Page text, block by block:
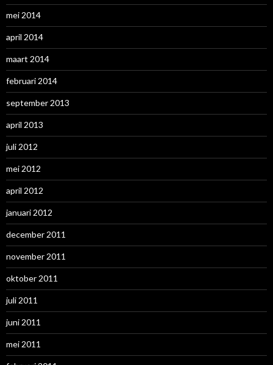
mei 2014
april 2014
maart 2014
februari 2014
september 2013
april 2013
juli 2012
mei 2012
april 2012
januari 2012
december 2011
november 2011
oktober 2011
juli 2011
juni 2011
mei 2011